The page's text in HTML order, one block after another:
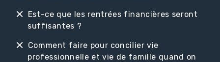
Est-ce que les rentrées financières seront
suffisantes ?
Comment faire pour concilier vie
professionnelle et vie de famille quand on